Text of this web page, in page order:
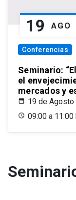
19 AGO
Conferencias
Seminario:
el
mercados y
19 de Agosto
09:00 a 11:00